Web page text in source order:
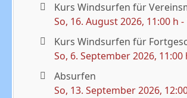
Kurs Windsurfen für
So, 16. August 2026, 11:00 h -
Kurs Windsurfen für
So, 6. September 2026, 11:00
Absurfen
So, 13. September 2026,